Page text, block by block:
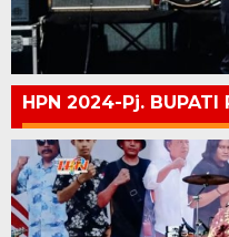
HPN 2024-Pj. BUPATI